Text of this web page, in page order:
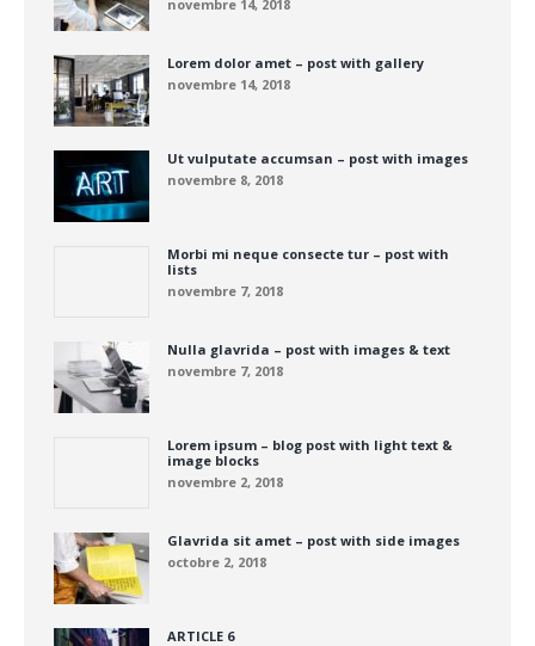
novembre 14, 2018
Lorem dolor amet – post with gallery
novembre 14, 2018
Ut vulputate accumsan – post with images
novembre 8, 2018
Morbi mi neque consecte tur – post with
lists
novembre 7, 2018
Nulla glavrida – post with images & text
novembre 7, 2018
Lorem ipsum – blog post with light text &
image blocks
novembre 2, 2018
Glavrida sit amet – post with side images
octobre 2, 2018
ARTICLE 6